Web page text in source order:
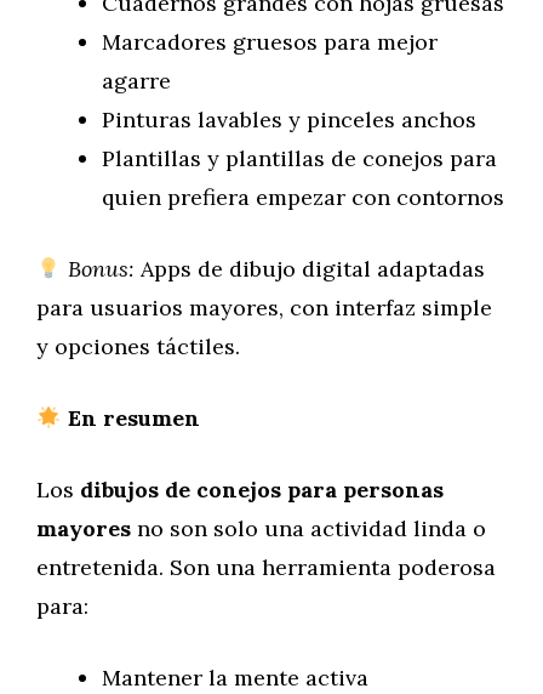
Marcadores gruesos para mejor
agarre
Pinturas lavables y pinceles anchos
Plantillas y plantillas de conejos para
quien prefiera empezar con contornos
Bonus: Apps de dibujo digital adaptadas
para usuarios mayores, con interfaz simple
y opciones táctiles.
En resumen
Los dibujos de conejos para personas
mayores no son solo una actividad linda o
entretenida. Son una herramienta poderosa
para:
Mantener la mente activa